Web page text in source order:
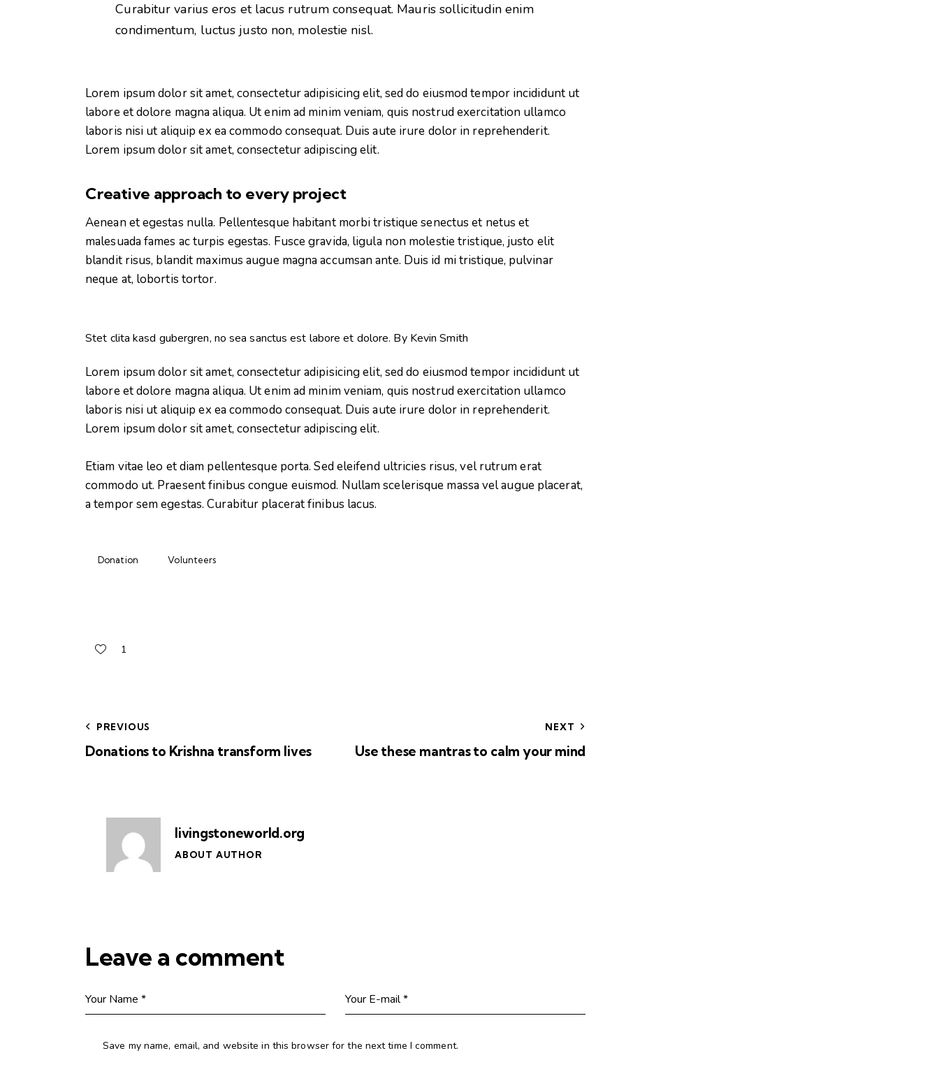
Curabitur varius eros et lacus rutrum consequat. Mauris sollicitudin enim
condimentum, luctus justo non, molestie nisl.
Lorem ipsum dolor sit amet, consectetur adipisicing elit, sed do eiusmod tempor incididunt ut
labore et dolore magna aliqua. Ut enim ad minim veniam, quis nostrud exercitation ullamco
laboris nisi ut aliquip ex ea commodo consequat. Duis aute irure dolor in reprehenderit.
Lorem ipsum dolor sit amet, consectetur adipiscing elit.
Creative approach to every project
Aenean et egestas nulla. Pellentesque habitant morbi tristique senectus et netus et
malesuada fames ac turpis egestas. Fusce gravida, ligula non molestie tristique, justo elit
blandit risus, blandit maximus augue magna accumsan ante. Duis id mi tristique, pulvinar
neque at, lobortis tortor.
Stet clita kasd gubergren, no sea sanctus est labore et dolore. By Kevin Smith
Lorem ipsum dolor sit amet, consectetur adipisicing elit, sed do eiusmod tempor incididunt ut
labore et dolore magna aliqua. Ut enim ad minim veniam, quis nostrud exercitation ullamco
laboris nisi ut aliquip ex ea commodo consequat. Duis aute irure dolor in reprehenderit.
Lorem ipsum dolor sit amet, consectetur adipiscing elit.
Etiam vitae leo et diam pellentesque porta. Sed eleifend ultricies risus, vel rutrum erat
commodo ut. Praesent finibus congue euismod. Nullam scelerisque massa vel augue placerat,
a tempor sem egestas. Curabitur placerat finibus lacus.
Donation Volunteers
1
PREVIOUS
Donations to Krishna transform lives
NEXT
Use these mantras to calm your mind
livingstoneworld.org
ABOUT AUTHOR
Leave a comment
Save my name, email, and website in this browser for the next time I comment.